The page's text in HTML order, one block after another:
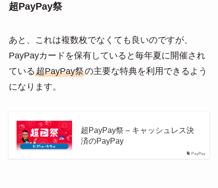
超PayPay祭
あと、これは複数枚でなくても良いのですが、
PayPayカードを保有していると毎年夏に開催され
ている超PayPay祭の主要な特典を利用できるよう
になります。
PayPay
超PayPay祭 – キャッシュレス決
済のPayPay